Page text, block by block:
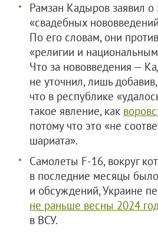
Рамзан Кадыров заявил о
«свадебных
По его словам, они
«религии и
Что за нововведения —
не уточнил, лишь добавив,
что в республике
такое явление, как
потому что это «не
шариата».
Самолеты F-16, вокруг
в последние месяцы
и обсуждений, Украине
не раньше весны 2024
в ВСУ.